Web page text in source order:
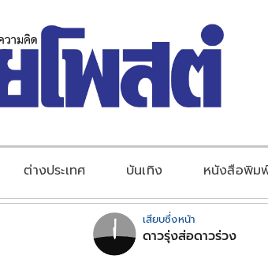
ต่างประเทศ บันเทิง หนังสือพิม
เสียบซึ่งหน้า
ดาวรุ่งส่อดาวร่วง